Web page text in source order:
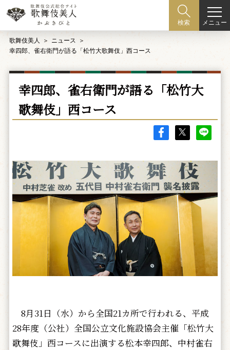
検索 メニュー
歌舞伎美人
ニュース
幸四郎、雀右衛門が語る「松竹大歌舞伎」西コース
幸四郎、雀右衛門が語る「松竹大
歌舞伎」西コース
8月31日（水）から全国21カ所で行われる、平成
28年度（公社）全国公立文化施設協会主催「松竹大
歌舞伎」西コースに出演する松本幸四郎、中村雀右